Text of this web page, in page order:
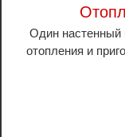
Один настенный
отопления и